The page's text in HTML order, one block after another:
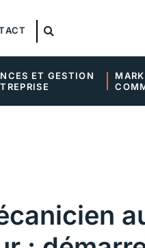
ET GESTION